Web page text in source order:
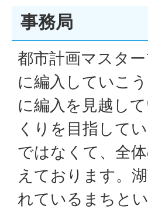
事務局
都市計画マスタ
に編入していこ
に編入を見越し
くりを目指して
ではなくて、全
えております。
れているまちと